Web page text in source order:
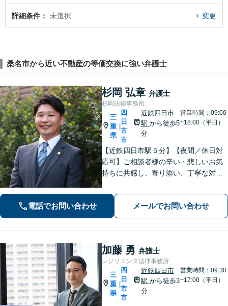
詳細条件 未選択 変更
桑名市から近い不動産の等価交換に強い弁護士
杉岡 弘章 弁護士
杉岡法律事務所
三
重
県
四
日
市
市
近鉄四日市
駅 から徒歩5
分
営業時間：09:00
~18:00（平日）
【近鉄四日市駅５分】【夜間／休日対
応可】ご相談者様の辛い・悲しいお気
持ちに共感し、寄り添い、丁寧な対応
相続／刑事事件など、幅広く対応【地
域に根ざした弁護士】お気軽にお問い
合わせください。
電話でお問い合わせ メールでお問い合わせ
加藤 勇 弁護士
レジリエンス法律事務所
三
重
県
四
日
市
市
近鉄四日市
駅 から徒歩3
分
営業時間：09:30
~17:00（平日）